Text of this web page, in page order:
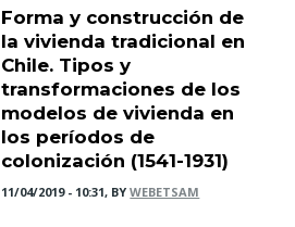
Forma y construcción de
la vivienda tradicional en
Chile. Tipos y
transformaciones de los
modelos de vivienda en
los períodos de
colonización (1541-1931)
11/04/2019 - 10:31, BYWEBETSAM